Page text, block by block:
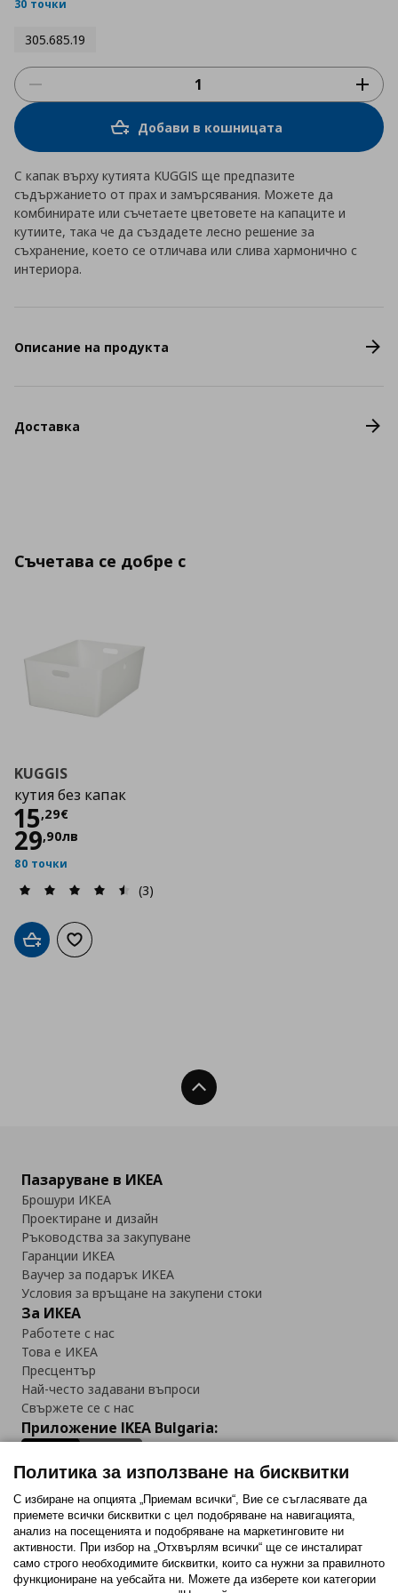
30 точки
305.685.19
Добави в кошницата
С капак върху кутията KUGGIS ще предпазите
съдържанието от прах и замърсявания. Можете да
комбинирате или съчетаете цветовете на капаците и
кутиите, така че да създадете лесно решение за
съхранение, което се отличава или слива хармонично с
интериора.
Описание на продукта
Доставка
Съчетава се добре с
KUGGIS
кутия без капак
15,29€
Цена
29,90лв
80 точки
(3)
Добави в кошницата
Добави към списъка с любими
Нагоре
Пазаруване в ИКЕА
Брошури ИКЕА
Проектиране и дизайн
Ръководства за закупуване
Гаранции ИКЕА
Ваучер за подарък ИКЕА
Условия за връщане на закупени стоки
За ИКЕА
Работете с нас
Това е ИКЕА
Пресцентър
Най-често задавани въпроси
Свържете се с нас
Приложение IKEA Bulgaria:
Последвайте ни:
FacebookTwitterYoutubePinterestInstagram
Политика за използване на бисквитки
С избиране на опцията „Приемам всички“, Вие се съгласявате да
приемете всички бисквитки с цел подобряване на навигацията,
анализ на посещенията и подобряване на маркетинговите ни
активности. При избор на „Отхвърлям всички“ ще се инсталират
само строго необходимитe бисквитки, които са нужни за правилното
функциониране на уебсайта ни. Можете да изберете кои категории